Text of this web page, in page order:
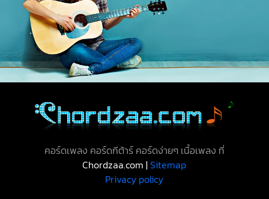
คอร์ดเพลง คอร์ดกีต้าร์ คอร์ดง่ายๆ เนื้อเพลง ที่
Chordzaa.com |Sitemap
Privacy policy